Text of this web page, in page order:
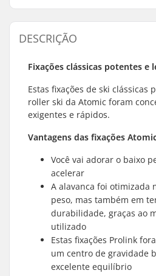
DESCRIÇÃO
Fixações clássicas potentes e
Estas fixações de ski clássicas
roller ski da Atomic foram
exigentes e rápidos.
Vantagens das fixações
Você vai adorar o baixo
acelerar
A alavanca foi otimizada
peso, mas também em
durabilidade, graças ao
utilizado
Estas fixações Prolink
um centro de gravidade
excelente equilíbrio